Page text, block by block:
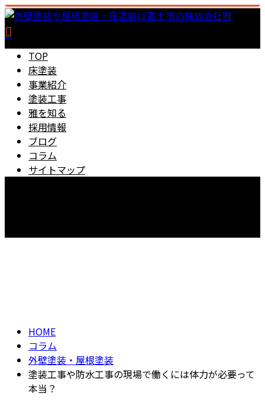
TOP
床塗装
事業紹介
塗装工事
雅を知る
採用情報
ブログ
コラム
サイトマップ
HOME
コラム
外壁塗装・屋根塗装
塗装工事や防水工事の現場で働くには体力が必要って
本当？